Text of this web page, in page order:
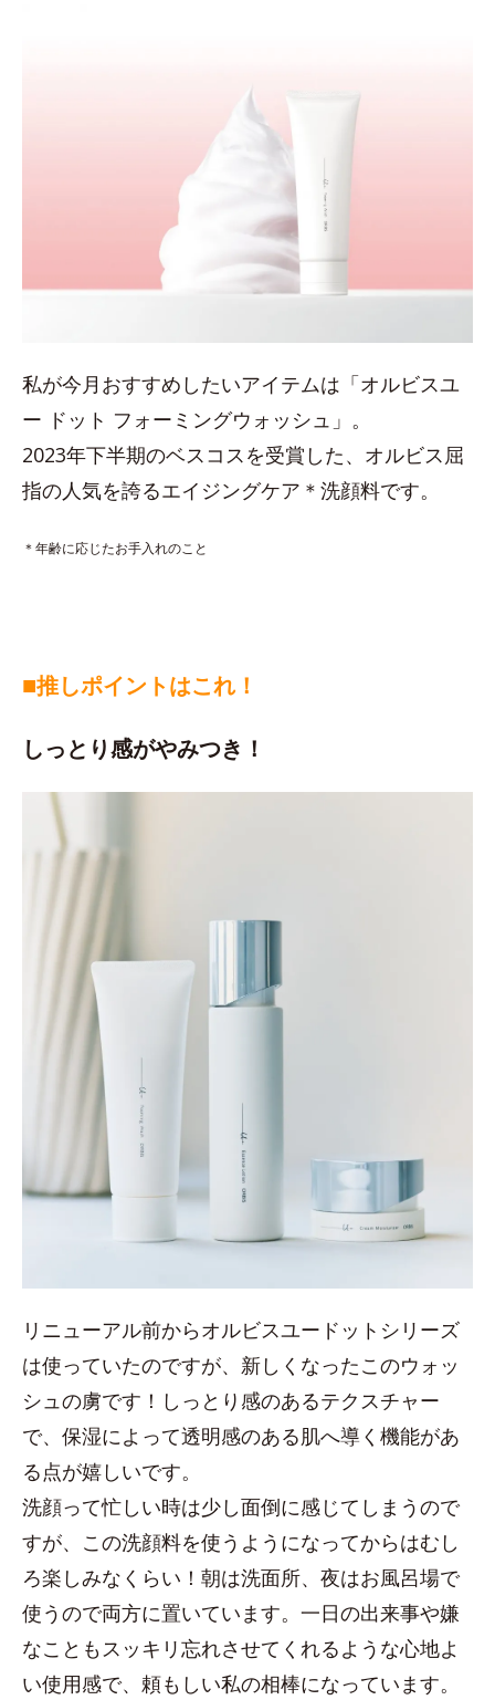
私が今月おすすめしたいアイテムは「オルビスユ
ー ドット フォーミングウォッシュ」。
2023年下半期のベスコスを受賞した、オルビス屈
指の人気を誇るエイジングケア＊洗顔料です。
＊年齢に応じたお手入れのこと
■推しポイントはこれ！
しっとり感がやみつき！
リニューアル前からオルビスユードットシリーズ
は使っていたのですが、新しくなったこのウォッ
シュの虜です！しっとり感のあるテクスチャー
で、保湿によって透明感のある肌へ導く機能があ
る点が嬉しいです。
洗顔って忙しい時は少し面倒に感じてしまうので
すが、この洗顔料を使うようになってからはむし
ろ楽しみなくらい！朝は洗面所、夜はお風呂場で
使うので両方に置いています。一日の出来事や嫌
なこともスッキリ忘れさせてくれるような心地よ
い使用感で、頼もしい私の相棒になっています。